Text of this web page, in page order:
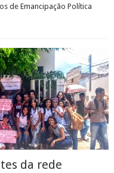
de Emancipação Política
da rede